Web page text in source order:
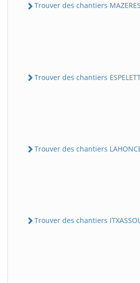
Trouver des chantiers
Trouver des chantiers
Trouver des chantiers
Trouver des chantiers